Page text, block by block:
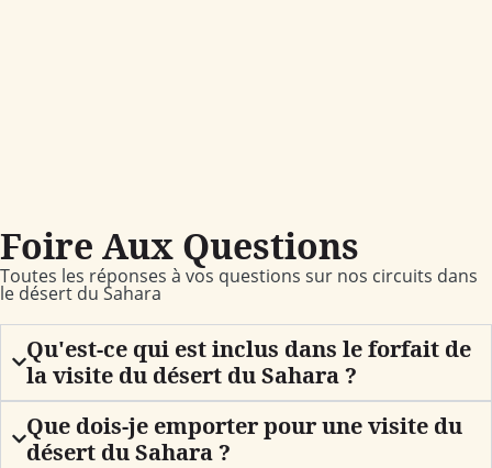
Foire Aux Questions
Toutes les réponses à vos questions sur nos circuits dans
le désert du Sahara
Qu'est-ce qui est inclus dans le forfait de
la visite du désert du Sahara ?
Que dois-je emporter pour une visite du
désert du Sahara ?